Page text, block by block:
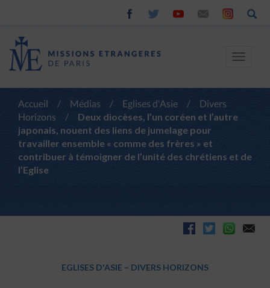
Toggle
Accueil / Médias / Eglises d'Asie /
Divers
Horizons
/
Deux diocèses, l’un coréen et l’autre
japonais, nouent des liens de jumelage pour
travailler ensemble « comme des frères » et
contribuer à témoigner de l’unité des chrétiens et de
l’Eglise
EGLISES D'ASIE – DIVERS HORIZONS